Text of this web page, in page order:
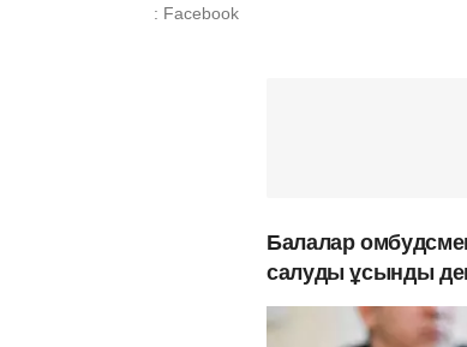
: Facebook
Балалар
салуды ұсынды